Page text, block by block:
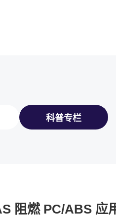
科普专栏
阻燃 PC/ABS 应